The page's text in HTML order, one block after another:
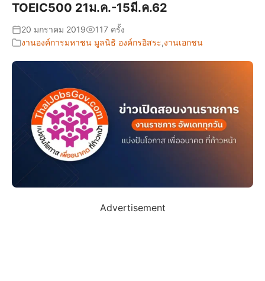
TOEIC500 21ม.ค.-15มี.ค.62
20 มกราคม 2019
117 ครั้ง
งานองค์การมหาชน มูลนิธิ องค์กรอิสระ,งานเอกชน
Advertisement